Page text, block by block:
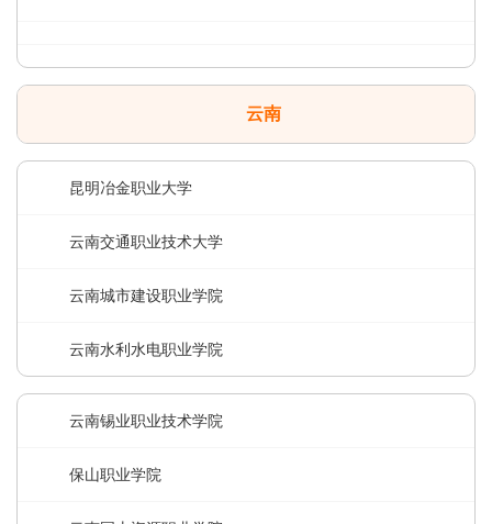
云南
昆明冶金职业大学
云南交通职业技术大学
云南城市建设职业学院
云南水利水电职业学院
云南锡业职业技术学院
保山职业学院